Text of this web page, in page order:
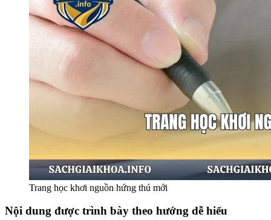
Trang học khơi nguồn hứng thú mới
Nội dung được trình bày theo hướng dễ hiểu